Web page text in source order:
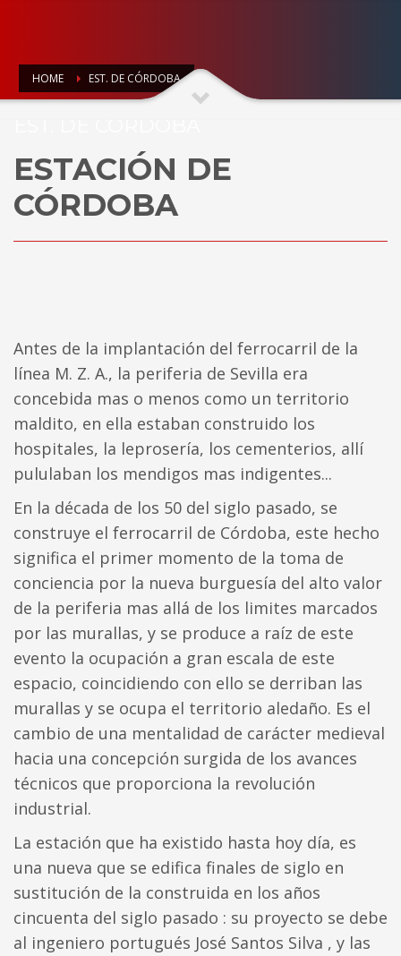
HOME EST. DE CÓRDOBA
ESTACIÓN DE
CÓRDOBA
Antes de la implantación del ferrocarril de la
línea M. Z. A., la periferia de Sevilla era
concebida mas o menos como un territorio
maldito, en ella estaban construido los
hospitales, la leprosería, los cementerios, allí
pululaban los mendigos mas indigentes...
En la década de los 50 del siglo pasado, se
construye el ferrocarril de Córdoba, este hecho
significa el primer momento de la toma de
conciencia por la nueva burguesía del alto valor
de la periferia mas allá de los limites marcados
por las murallas, y se produce a raíz de este
evento la ocupación a gran escala de este
espacio, coincidiendo con ello se derriban las
murallas y se ocupa el territorio aledaño. Es el
cambio de una mentalidad de carácter medieval
hacia una concepción surgida de los avances
técnicos que proporciona la revolución
industrial.
La estación que ha existido hasta hoy día, es
una nueva que se edifica finales de siglo en
sustitución de la construida en los años
cincuenta del siglo pasado : su proyecto se debe
al ingeniero portugués José Santos Silva , y las